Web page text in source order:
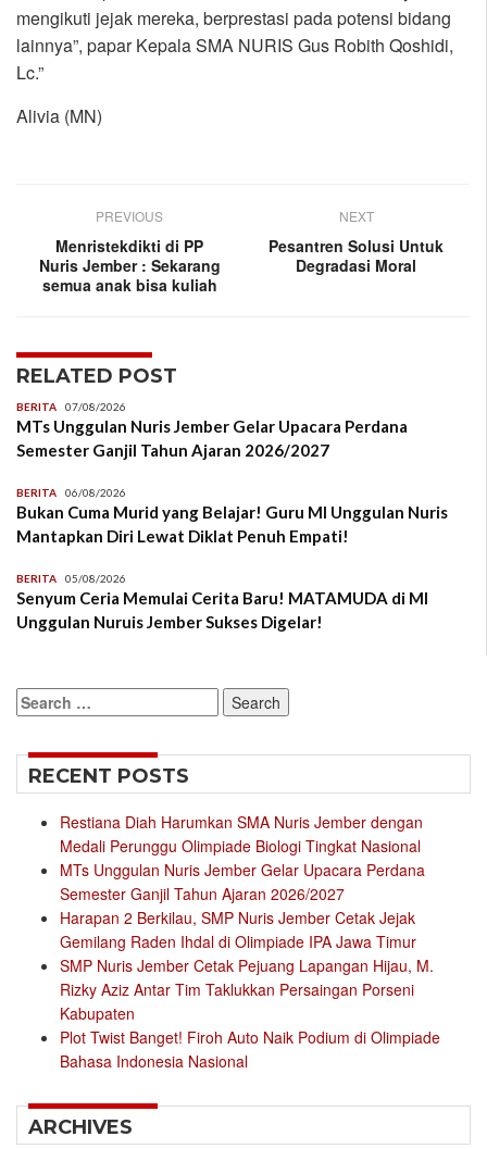
mengikuti jejak mereka, berprestasi pada potensi bidang
lainnya”, papar Kepala SMA NURIS Gus Robith Qoshidi,
Lc.”
Alivia (MN)
PREVIOUS
Menristekdikti di PP
Nuris Jember : Sekarang
semua anak bisa kuliah
NEXT
Pesantren Solusi Untuk
Degradasi Moral
RELATED POST
BERITA 07/08/2026
MTs Unggulan Nuris Jember Gelar Upacara Perdana
Semester Ganjil Tahun Ajaran 2026/2027
BERITA 06/08/2026
Bukan Cuma Murid yang Belajar! Guru MI Unggulan Nuris
Mantapkan Diri Lewat Diklat Penuh Empati!
BERITA 05/08/2026
Senyum Ceria Memulai Cerita Baru! MATAMUDA di MI
Unggulan Nuruis Jember Sukses Digelar!
Search
for:
RECENT POSTS
Restiana Diah Harumkan SMA Nuris Jember dengan
Medali Perunggu Olimpiade Biologi Tingkat Nasional
MTs Unggulan Nuris Jember Gelar Upacara Perdana
Semester Ganjil Tahun Ajaran 2026/2027
Harapan 2 Berkilau, SMP Nuris Jember Cetak Jejak
Gemilang Raden Ihdal di Olimpiade IPA Jawa Timur
SMP Nuris Jember Cetak Pejuang Lapangan Hijau, M.
Rizky Aziz Antar Tim Taklukkan Persaingan Porseni
Kabupaten
Plot Twist Banget! Firoh Auto Naik Podium di Olimpiade
Bahasa Indonesia Nasional
ARCHIVES